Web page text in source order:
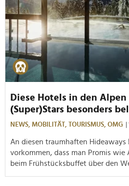
Diese Hotels in den
(Super)Stars besonders
NEWS, MOBILITÄT, TOURISMUS, OMG |
An diesen traumhaften Hideaways
vorkommen, dass man Promis wie
beim Frühstücksbuffet über den